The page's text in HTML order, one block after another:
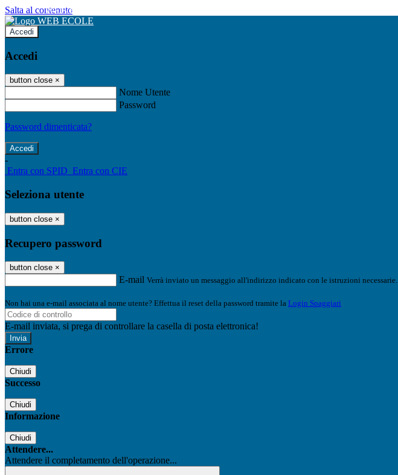
Salta al contenuto
WEB ECOLE
Accedi
Accedi
button close ×
Nome Utente
Password
Password dimenticata?
-
Entra con SPID Entra con CIE
Seleziona utente
button close ×
Recupero password
button close ×
E-mail Verrà inviato un messaggio all'indirizzo indicato con le istruzioni necessarie.
Non hai una e-mail associata al nome utente? Effettua il reset della password tramite la Login Spaggiari
E-mail inviata, si prega di controllare la casella di posta elettronica!
Errore
Chiudi
Successo
Chiudi
Informazione
Chiudi
Attendere...
Attendere il completamento dell'operazione...